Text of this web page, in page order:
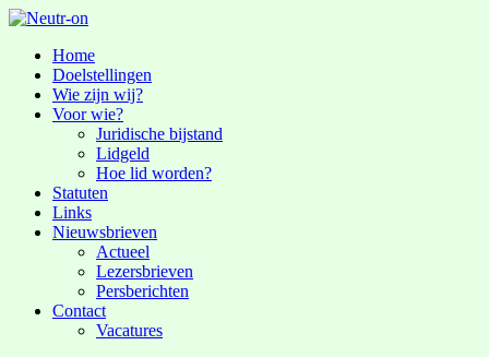
Home
Doelstellingen
Wie zijn wij?
Voor wie?
Juridische bijstand
Lidgeld
Hoe lid worden?
Statuten
Links
Nieuwsbrieven
Actueel
Lezersbrieven
Persberichten
Contact
Vacatures